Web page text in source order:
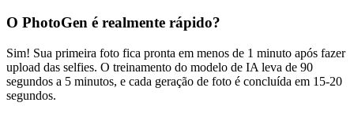
O PhotoGen é realmente rápido?
Sim! Sua primeira foto fica pronta em menos de 1 minuto após fazer
upload das selfies. O treinamento do modelo de IA leva de 90
segundos a 5 minutos, e cada geração de foto é concluída em 15-20
segundos.